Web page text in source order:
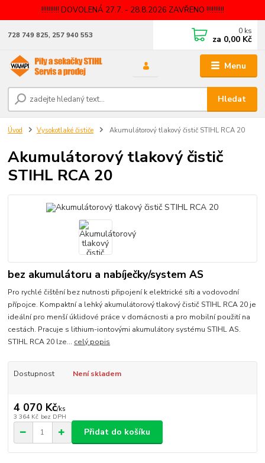
!!!!!!!!!! DOVOLENÁ 27.7. - 28.8.2026 ZAVŘENO !!!!!!!!!!
Menu
Hledat
728 749 825, 257 940 553 0 ks
za 0,00 Kč
Úvod Vysokotlaké čističe Akumulátorový tlakový čistič STIHL RCA 20
Akumulátorový tlakový čistič
STIHL RCA 20
bez akumulátoru a nabíječky/system AS
Pro rychlé čištění bez nutnosti připojení k elektrické síti a vodovodní
přípojce. Kompaktní a lehký akumulátorový tlakový čistič STIHL RCA 20 je
ideální pro menší úklidové práce v domácnosti a pro mobilní použití na
cestách. Pracuje s lithium-iontovými akumulátory systému STIHL AS.
STIHL RCA 20 lze... celý popis
Dostupnost Není skladem
4 070 Kč/ks
3 364 Kč bez DPH
Přidat do košíku